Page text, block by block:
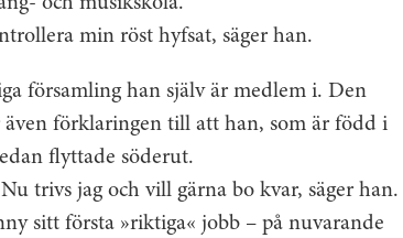
min röst hyfsat, säger han.
församling han själv är ­medlem i. Den
förklaringen till att han, som är född i
flyttade söderut.
trivs jag och vill gärna bo kvar, säger han.
sitt första »riktiga« jobb – på nuvarande